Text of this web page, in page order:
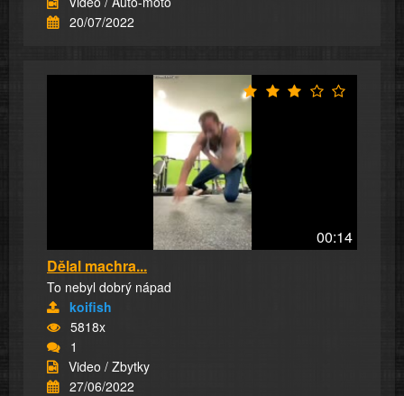
20/07/2022
00:14
Dělal machra...
To nebyl dobrý nápad
koifish
5818x
1
Video / Zbytky
27/06/2022